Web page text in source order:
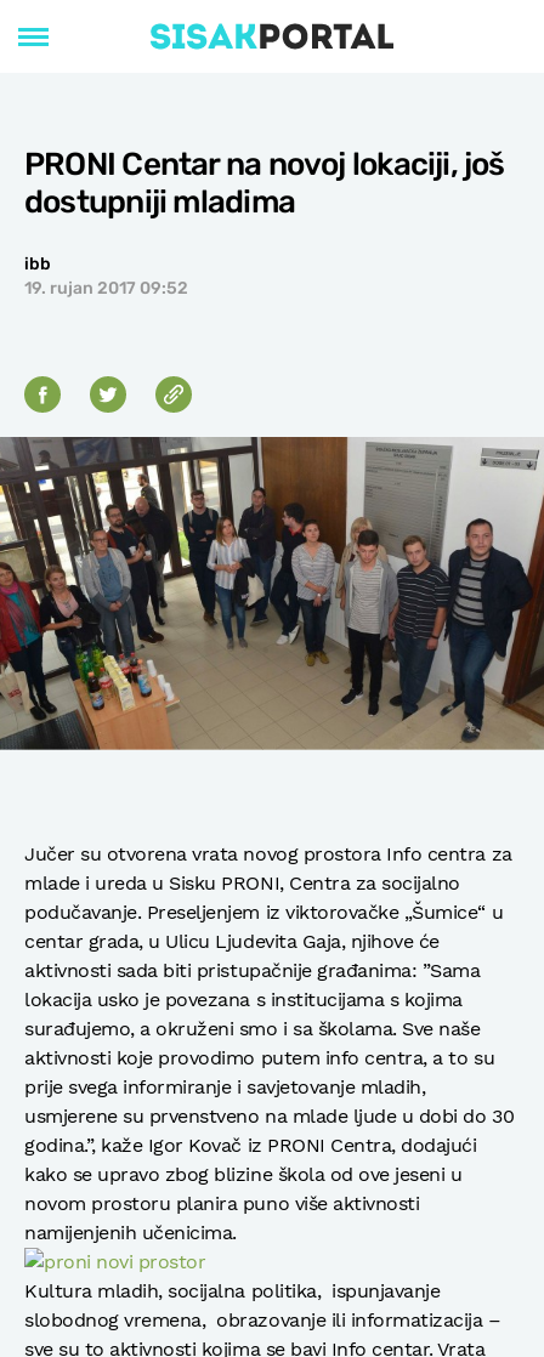
PRONI Centar na novoj lokaciji, još
dostupniji mladima
ibb
19. rujan 2017 09:52
Jučer su otvorena vrata novog prostora Info centra za
mlade i ureda u Sisku PRONI, Centra za socijalno
podučavanje. Preseljenjem iz viktorovačke „Šumice“ u
centar grada, u Ulicu Ljudevita Gaja, njihove će
aktivnosti sada biti pristupačnije građanima: ”Sama
lokacija usko je povezana s institucijama s kojima
surađujemo, a okruženi smo i sa školama. Sve naše
aktivnosti koje provodimo putem info centra, a to su
prije svega informiranje i savjetovanje mladih,
usmjerene su prvenstveno na mlade ljude u dobi do 30
godina.”, kaže Igor Kovač iz PRONI Centra, dodajući
kako se upravo zbog blizine škola od ove jeseni u
novom prostoru planira puno više aktivnosti
namijenjenih učenicima.
Kultura mladih, socijalna politika, ispunjavanje
slobodnog vremena, obrazovanje ili informatizacija –
sve su to aktivnosti kojima se bavi Info centar. Vrata